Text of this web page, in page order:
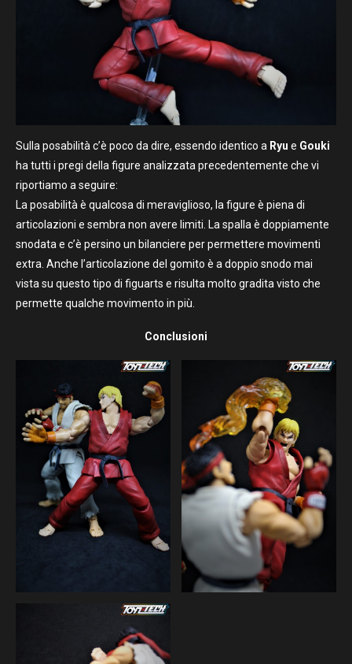
Sulla posabilità c’è poco da dire, essendo identico a Ryu e Gouki
ha tutti i pregi della figure analizzata precedentemente che vi
riportiamo a seguire:
La posabilità è qualcosa di meraviglioso, la figure è piena di
articolazioni e sembra non avere limiti. La spalla è doppiamente
snodata e c’è persino un bilanciere per permettere movimenti
extra. Anche l’articolazione del gomito è a doppio snodo mai
vista su questo tipo di figuarts e risulta molto gradita visto che
permette qualche movimento in più.
Conclusioni